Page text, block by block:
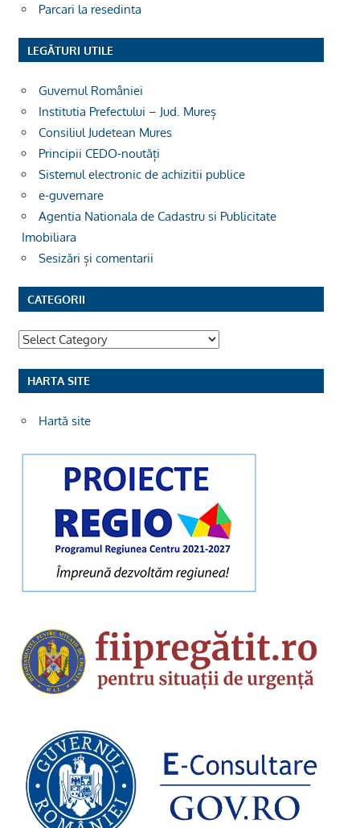
Parcari la resedinta
LEGĂTURI UTILE
Guvernul României
Institutia Prefectului – Jud. Mureș
Consiliul Judetean Mures
Principii CEDO-noutăți
Sistemul electronic de achizitii publice
e-guvernare
Agentia Nationala de Cadastru si Publicitate
Imobiliara
Sesizări și comentarii
CATEGORII
Categorii
HARTA SITE
Hartă site